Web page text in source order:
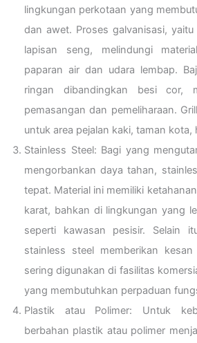
lingkungan perkotaan yang
dan awet. Proses galvanisasi,
lapisan seng, melindungi
paparan air dan udara lembap.
ringan dibandingkan besi cor,
pemasangan dan pemeliharaan.
untuk area pejalan kaki, taman kota,
Stainless Steel: Bagi yang
mengorbankan daya tahan,
tepat. Material ini memiliki
karat, bahkan di lingkungan yang
seperti kawasan pesisir. Selain
stainless steel memberikan
sering digunakan di fasilitas
yang membutuhkan perpaduan
Plastik atau Polimer: Untuk
berbahan plastik atau polimer